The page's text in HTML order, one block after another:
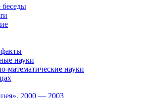
науки
математические науки
2000 — 2003